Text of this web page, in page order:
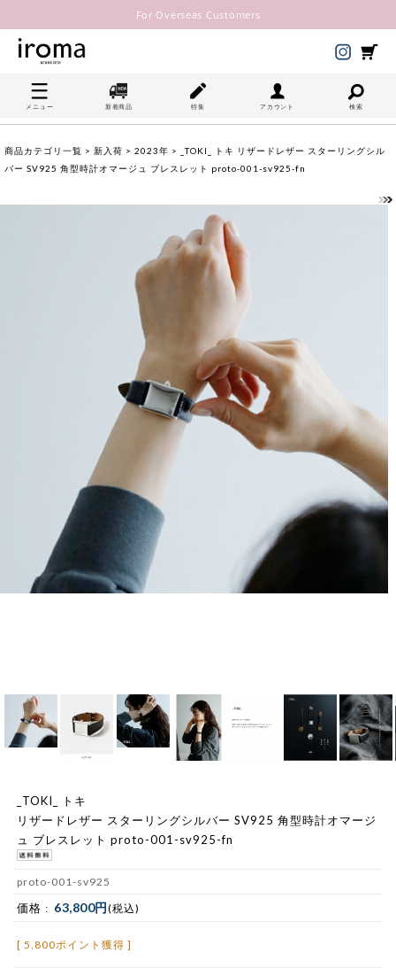
For Overseas Customers
メニュー 新着商品 特集 アカウント 検索
商品カテゴリ一覧 > 新入荷 > 2023年 > _TOKI_ トキ リザードレザー スターリングシル
バー SV925 角型時計オマージュ ブレスレット proto-001-sv925-fn
_TOKI_ トキ
リザードレザー スターリングシルバー SV925 角型時計オマージ
ュ ブレスレット proto-001-sv925-fn
proto-001-sv925
価格 : 63,800円(税込)
[ 5,800ポイント獲得 ]